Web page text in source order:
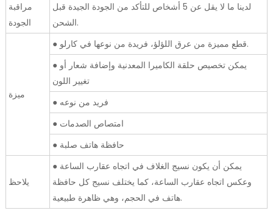
مراقبة
الجودة
لدينا ما لا يقل عن 5 أشخاص للتأكد من الجودة الجيدة قبل
الشحن.
ميزة
● قطع مميزة من عرق اللؤلؤ، فريدة من نوعها في كارلو.
● يمكن تخصيص حلقة الكاميرا المعدنية وإضافة شعار أو
تغيير اللون
● فريد من نوعه
● امتصاص الصدمات
● حافظة هاتف صلبة
يلاحظ
● يمكن أن يكون نسيج الغلاف في اتجاه عقارب الساعة
وعكس اتجاه عقارب الساعة، كما يختلف نسيج كل حافظة
هاتف في الحجم، وهي ظاهرة طبيعية.